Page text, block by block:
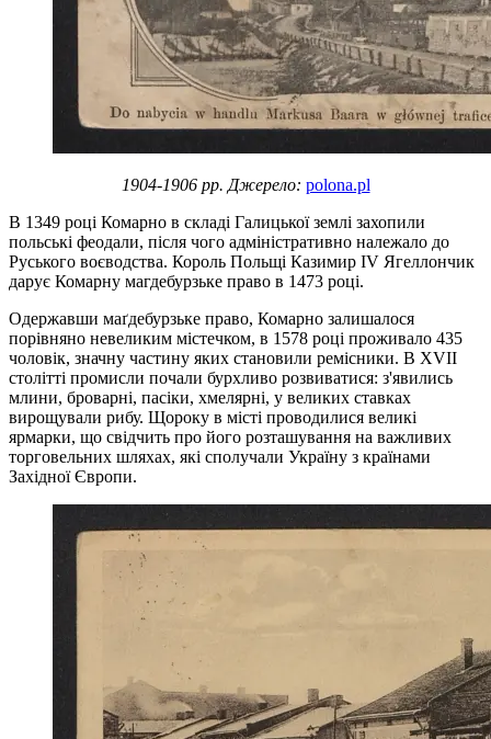
1904-1906 рр. Джерело: polona.pl
В 1349 році Комарно в складі Галицької землі захопили
польські феодали, після чого адміністративно належало до
Руського воєводства. Король Польщі Казимир IV Ягеллончик
дарує Комарну магдебурзьке право в 1473 році.
Одержавши маґдебурзьке право, Комарно залишалося
порівняно невеликим містечком, в 1578 році проживало 435
чоловік, значну частину яких становили ремісники. В XVII
столітті промисли почали бурхливо розвиватися: з'явились
млини, броварні, пасіки, хмелярні, у великих ставках
вирощували рибу. Щороку в місті проводилися великі
ярмарки, що свідчить про його розташування на важливих
торговельних шляхах, які сполучали Україну з країнами
Західної Європи.